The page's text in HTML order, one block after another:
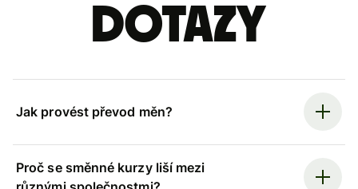
dotazy
Jak provést převod měn?
Proč se směnné kurzy liší mezi